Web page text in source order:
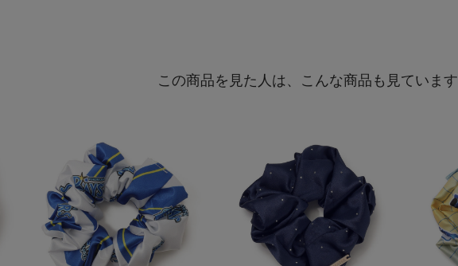
この商品を見た人は、こんな商品も見ています